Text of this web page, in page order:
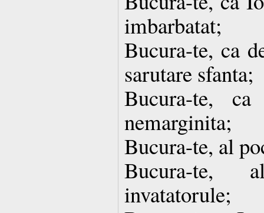
imbarbatat;
Bucura-te, ca
sarutare sfanta;
Bucura-te,
nemarginita;
Bucura-te, al
Bucura-te,
invatatorule;